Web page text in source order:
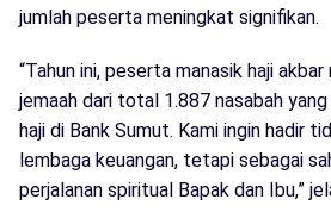
jumlah peserta meningkat signifikan.
“Tahun ini, peserta manasik haji
jemaah dari total 1.887 nasabah
haji di Bank Sumut. Kami ingin hadir
lembaga keuangan, tetapi sebagai
perjalanan spiritual Bapak dan Ibu,”